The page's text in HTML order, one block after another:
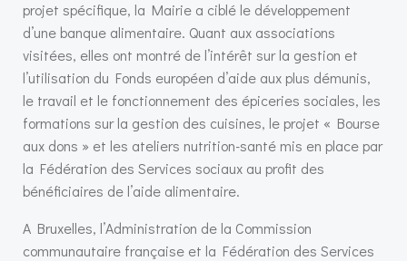
projet spécifique, la Mairie a ciblé le développement
d’une banque alimentaire. Quant aux associations
visitées, elles ont montré de l’intérêt sur la gestion et
l’utilisation du Fonds européen d’aide aux plus démunis,
le travail et le fonctionnement des épiceries sociales, les
formations sur la gestion des cuisines, le projet « Bourse
aux dons » et les ateliers nutrition-santé mis en place par
la Fédération des Services sociaux au profit des
bénéficiaires de l’aide alimentaire.
A Bruxelles, l’Administration de la Commission
communautaire française et la Fédération des Services